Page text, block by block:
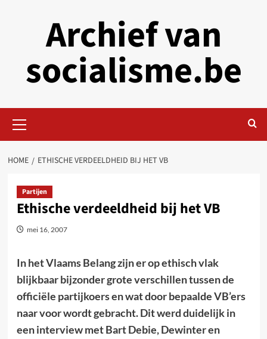
Archief van
socialisme.be
Menu
HOME ETHISCHE VERDEELDHEID BIJ HET VB
Partijen
Ethische verdeeldheid bij het VB
mei 16, 2007
In het Vlaams Belang zijn er op ethisch vlak
blijkbaar bijzonder grote verschillen tussen de
officiële partijkoers en wat door bepaalde VB’ers
naar voor wordt gebracht. Dit werd duidelijk in
een interview met Bart Debie, Dewinter en